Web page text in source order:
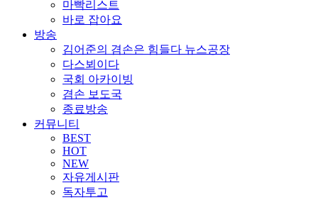
마빡리스트
바로 잡아요
방송
김어준의 겸손은 힘들다 뉴스공장
다스뵈이다
국회 아카이빙
겸손 보도국
종료방송
커뮤니티
BEST
HOT
NEW
자유게시판
독자투고